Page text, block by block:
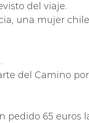
del viaje.
una mujer
del Camino
65 euros la